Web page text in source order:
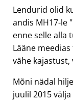
Lendurid olid
andis MH17-le
enne selle alla
Lääne
vähe
Mõni nädal
juulil 2015